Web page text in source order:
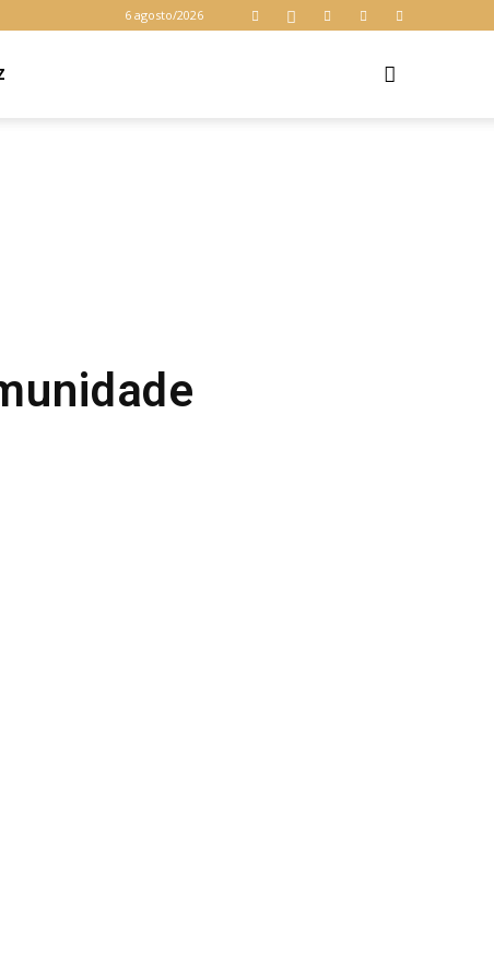
6 agosto/2026